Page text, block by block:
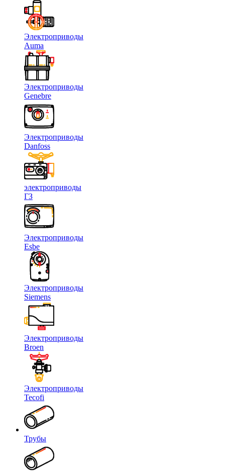
Электроприводы
Auma
Электроприводы
Genebre
Электроприводы
Danfoss
электроприводы
ГЗ
Электроприводы
Esbe
Электроприводы
Siemens
Электроприводы
Broen
Электроприводы
Tecofi
Трубы